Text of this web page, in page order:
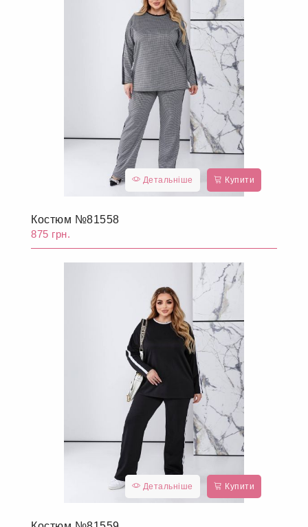
Детальніше Купити
Костюм №81558
875 грн.
Детальніше Купити